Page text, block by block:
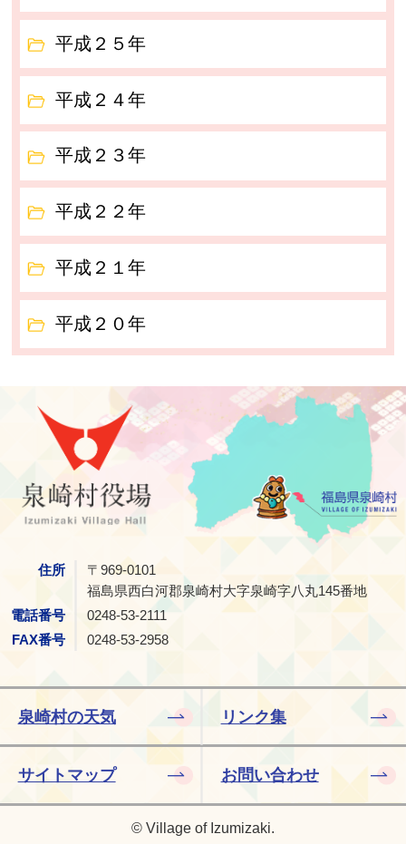
平成２５年
平成２４年
平成２３年
平成２２年
平成２１年
平成２０年
泉崎村
住所
〒969-0101
福島県西白河郡泉崎村大字泉崎字八丸145番地
電話番号
0248-53-2111
FAX番号
0248-53-2958
泉崎村の天気 リンク集
サイトマップ お問い合わせ
© Village of Izumizaki.